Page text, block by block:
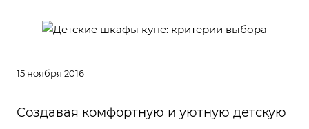
15 ноября 2016
Создавая комфортную и уютную детскую